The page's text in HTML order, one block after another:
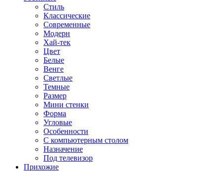
Стиль
Классические
Современные
Модерн
Хай-тек
Цвет
Белые
Венге
Светлые
Темные
Размер
Мини стенки
Форма
Угловые
Особенности
С компьютерным столом
Назначение
Под телевизор
Прихожие